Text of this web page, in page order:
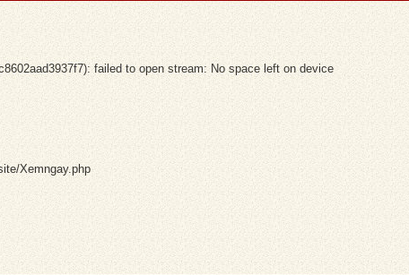
failed to open stream: No space left on device
Xemngay.php